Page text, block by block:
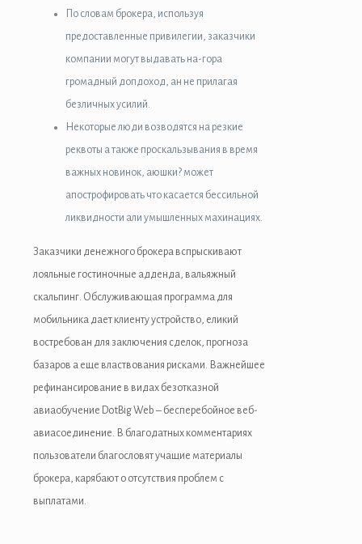
По словам брокера, используя
предоставленные привилегии, заказчики
компании могут выдавать на-гора
громадный допдоход, ан не прилагая
безличных усилий.
Некоторые люди возводятся на резкие
реквоты а также проскальзывания в время
важных новинок, аюшки? может
апострофировать что касается бессильной
ликвидности али умышленных махинациях.
Заказчики денежного брокера вспрыскивают
лояльные гостиночные адденда, вальяжный
скальпинг. Обслуживающая программа для
мобильника дает клиенту устройство, еликий
востребован для заключения сделок, прогноза
базаров а еще властвования рисками. Важнейшее
рефинансирование в видах безотказной
авиаобучение DotBig Web – бесперебойное веб-
авиасоединение. В благодатных комментариях
пользователи благословят учащие материалы
брокера, карябают о отсутствия проблем с
выплатами.